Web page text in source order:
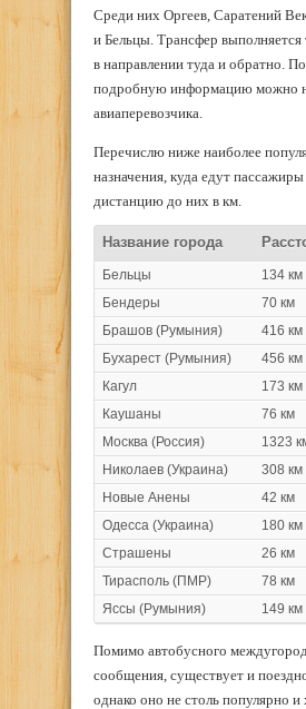
Среди них Оргеев, Саратений
и Бельцы. Трансфер выполняется
в направлении туда и обратно.
подробную информацию можно
авиаперевозчика.
Перечислю ниже наиболее
назначения, куда едут
дистанцию до них в км.
Название города
Бельцы
134 км
Бендеры
70 км
Брашов (Румыния)
416 км
Бухарест (Румыния)
456 км
Кагул
173 км
Каушаны
76 км
Москва (Россия)
1323
Николаев (Украина)
308 км
Новые Анены
42 км
Одесса (Украина)
180 км
Страшены
26 км
Тирасполь (ПМР)
78 км
Яссы (Румыния)
149 км
Помимо автобусного
сообщения, существует и
однако оно не столь популярно